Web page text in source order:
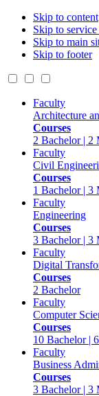
Skip to content
Skip to
Skip to main
Skip to footer
Faculty
Architecture
Courses
2 Bachelor | 2
Faculty
Civil
Courses
1 Bachelor | 3
Faculty
Engineering
Courses
3 Bachelor | 3
Faculty
Digital
Courses
2 Bachelor
Faculty
Computer
Courses
10 Bachelor |
Faculty
Business
Courses
3 Bachelor | 3